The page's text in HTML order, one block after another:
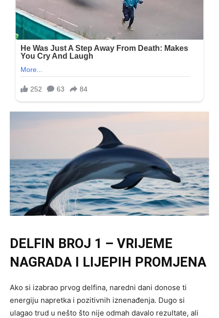
DELFIN BROJ 1 – VRIJEME
NAGRADA I LIJEPIH PROMJENA
Ako si izabrao prvog delfina, naredni dani donose ti
energiju napretka i pozitivnih iznenađenja. Dugo si
ulagao trud u nešto što nije odmah davalo rezultate, ali